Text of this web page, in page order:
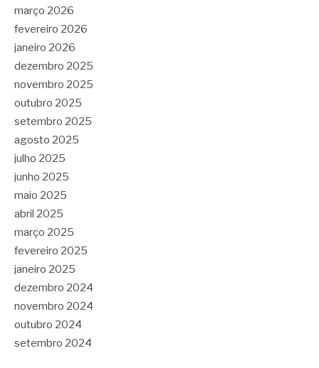
março 2026
fevereiro 2026
janeiro 2026
dezembro 2025
novembro 2025
outubro 2025
setembro 2025
agosto 2025
julho 2025
junho 2025
maio 2025
abril 2025
março 2025
fevereiro 2025
janeiro 2025
dezembro 2024
novembro 2024
outubro 2024
setembro 2024